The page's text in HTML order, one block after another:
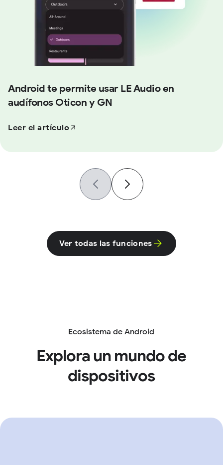
Android te permite usar LE Audio en
audífonos Oticon y GN
Leer el artículo
Ver todas las funciones
Ecosistema de Android
Explora un mundo de
dispositivos